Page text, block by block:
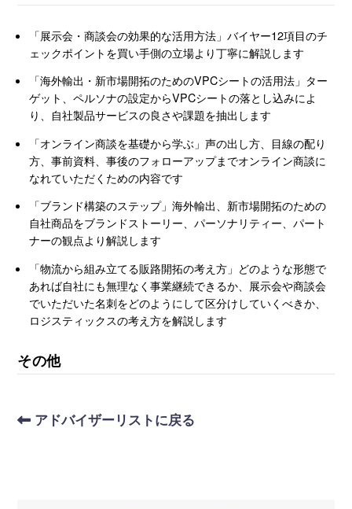
「展示会・商談会の効果的な活用方法」バイヤー12項目のチ
ェックポイントを買い手側の立場より丁寧に解説します
「海外輸出・新市場開拓のためのVPCシートの活用法」ター
ゲット、ペルソナの設定からVPCシートの落とし込みによ
り、自社製品サービスの良さや課題を抽出します
「オンライン商談を基礎から学ぶ」声の出し方、目線の配り
方、事前資料、事後のフォローアップまでオンライン商談に
なれていただくための内容です
「ブランド構築のステップ」海外輸出、新市場開拓のための
自社商品をブランドストーリー、パーソナリティー、パート
ナーの観点より解説します
「物流から組み立てる販路開拓の考え方」どのような形態で
あれば自社にも無理なく事業継続できるか、展示会や商談会
でいただいた名刺をどのようにして区分けしていくべきか、
ロジスティックスの考え方を解説します
その他
アドバイザーリストに戻る